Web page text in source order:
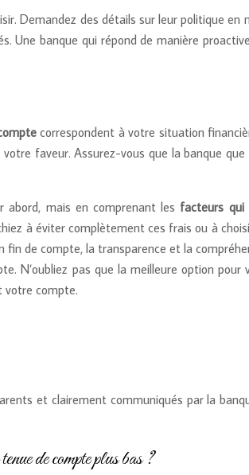
Demandez des détails sur leur politique en
Une banque qui répond de manière
correspondent à votre situation
faveur. Assurez-vous que la banque que
mais en comprenant les facteurs qui
à éviter complètement ces frais ou à
de compte, la transparence et la
N’oubliez pas que la meilleure option
votre compte.
et clairement communiqués par la
de compte plus bas ?